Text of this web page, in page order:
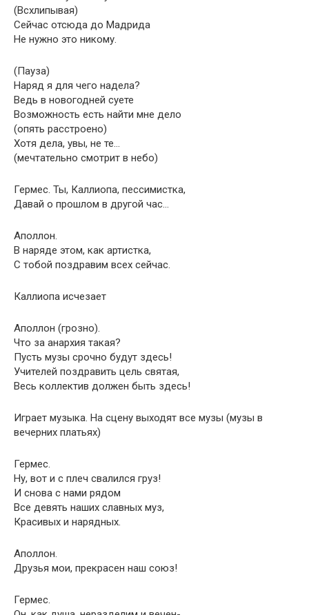
(Всхлипывая)
Сейчас отсюда до Мадрида
Не нужно это никому.
(Пауза)
Наряд я для чего надела?
Ведь в новогодней суете
Возможность есть найти мне дело
(опять расстроено)
Хотя дела, увы, не те…
(мечтательно смотрит в небо)
Гермес. Ты, Каллиопа, пессимистка,
Давай о прошлом в другой час…
Аполлон.
В наряде этом, как артистка,
С тобой поздравим всех сейчас.
Каллиопа исчезает
Аполлон (грозно).
Что за анархия такая?
Пусть музы срочно будут здесь!
Учителей поздравить цель святая,
Весь коллектив должен быть здесь!
Играет музыка. На сцену выходят все музы (музы в
вечерних платьях)
Гермес.
Ну, вот и с плеч свалился груз!
И снова с нами рядом
Все девять наших славных муз,
Красивых и нарядных.
Аполлон.
Друзья мои, прекрасен наш союз!
Гермес.